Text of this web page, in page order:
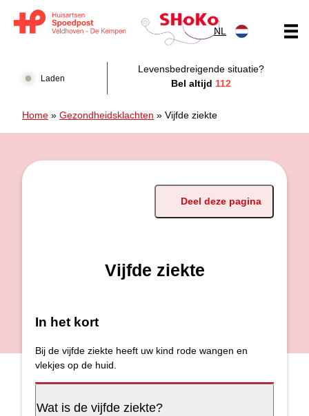
NL
Laden
Levensbedreigende situatie?
Bel altijd 112
Home » Gezondheidsklachten » Vijfde ziekte
Deel deze pagina
Vijfde ziekte
In het kort
Bij de vijfde ziekte heeft uw kind rode wangen en
vlekjes op de huid.
Wat is de vijfde ziekte?